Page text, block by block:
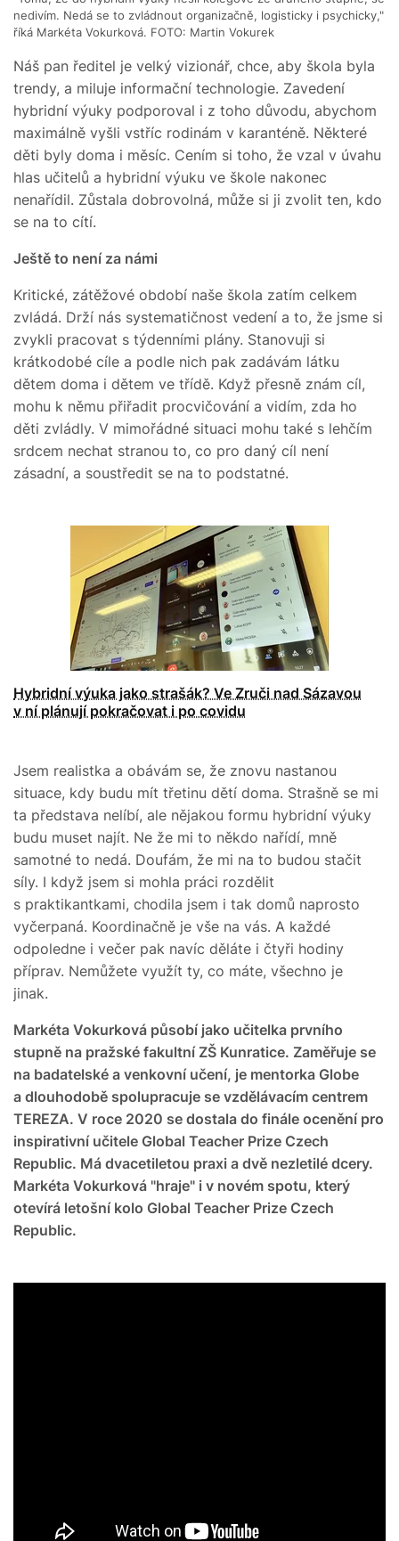
nedivím. Nedá se to zvládnout organizačně, logisticky i psychicky,"
říká Markéta Vokurková. FOTO: Martin Vokurek
Náš pan ředitel je velký vizionář, chce, aby škola byla
trendy, a miluje informační technologie. Zavedení
hybridní výuky podporoval i z toho důvodu, abychom
maximálně vyšli vstříc rodinám v karanténě. Některé
děti byly doma i měsíc. Cením si toho, že vzal v úvahu
hlas učitelů a hybridní výuku ve škole nakonec
nenařídil. Zůstala dobrovolná, může si ji zvolit ten, kdo
se na to cítí.
Ještě to není za námi
Kritické, zátěžové období naše škola zatím celkem
zvládá. Drží nás systematičnost vedení a to, že jsme si
zvykli pracovat s týdenními plány. Stanovuji si
krátkodobé cíle a podle nich pak zadávám látku
dětem doma i dětem ve třídě. Když přesně znám cíl,
mohu k němu přiřadit procvičování a vidím, zda ho
děti zvládly. V mimořádné situaci mohu také s lehčím
srdcem nechat stranou to, co pro daný cíl není
zásadní, a soustředit se na to podstatné.
Hybridní výuka jako strašák? Ve Zruči nad Sázavou
v ní plánují pokračovat i po covidu
Jsem realistka a obávám se, že znovu nastanou
situace, kdy budu mít třetinu dětí doma. Strašně se mi
ta představa nelíbí, ale nějakou formu hybridní výuky
budu muset najít. Ne že mi to někdo nařídí, mně
samotné to nedá. Doufám, že mi na to budou stačit
síly. I když jsem si mohla práci rozdělit
s praktikantkami, chodila jsem i tak domů naprosto
vyčerpaná. Koordinačně je vše na vás. A každé
odpoledne i večer pak navíc děláte i čtyři hodiny
příprav. Nemůžete využít ty, co máte, všechno je
jinak.
Markéta Vokurková působí jako učitelka prvního
stupně na pražské fakultní ZŠ Kunratice. Zaměřuje se
na badatelské a venkovní učení, je mentorka Globe
a dlouhodobě spolupracuje se vzdělávacím centrem
TEREZA. V roce 2020 se dostala do finále ocenění pro
inspirativní učitele Global Teacher Prize Czech
Republic. Má dvacetiletou praxi a dvě nezletilé dcery.
Markéta Vokurková "hraje" i v novém spotu, který
otevírá letošní kolo Global Teacher Prize Czech
Republic.